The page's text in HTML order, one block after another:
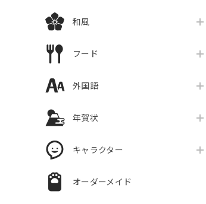
和風
フード
外国語
年賀状
キャラクター
オーダーメイド